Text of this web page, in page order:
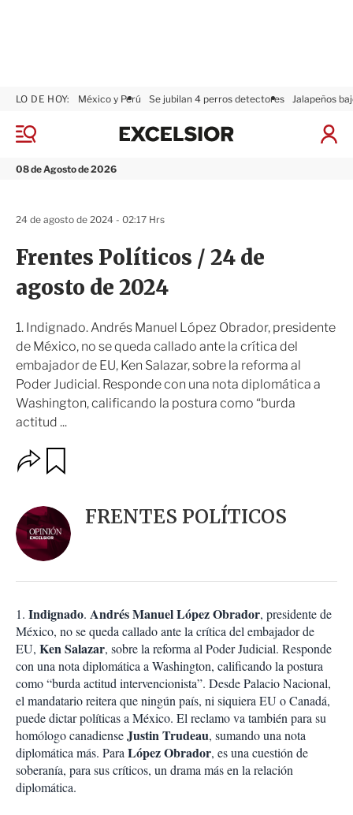
M
n
08 de Agosto de 2026
LO DE HOY: México y Perú Se jubilan 4 perros detectores Jalapeños
I
x
Frentes Políticos / 24 de
agosto de 2024
1. Indignado. Andrés Manuel López Obrador, presidente
de México, no se queda callado ante la crítica del
embajador de EU, Ken Salazar, sobre la reforma al
Poder Judicial. Responde con una nota diplomática a
Washington, calificando la postura como “burda
actitud ...
24 de agosto de 2024 - 02:17 Hrs
O
p
o
n
e
s
o
m
p
a
r
i
r
a
r
FRENTES POLÍTICOS
1. Indignado. Andrés Manuel López Obrador, presidente de
México, no se queda callado ante la crítica del embajador de
EU, Ken Salazar, sobre la reforma al Poder Judicial. Responde
con una nota diplomática a Washington, calificando la postura
como “burda actitud intervencionista”. Desde Palacio Nacional,
el mandatario reitera que ningún país, ni siquiera EU o Canadá,
puede dictar políticas a México. El reclamo va también para su
homólogo canadienseJustin Trudeau, sumando una nota
diplomática más. Para López Obrador, es una cuestión de
soberanía, para sus críticos, un drama más en la relación
diplomática.